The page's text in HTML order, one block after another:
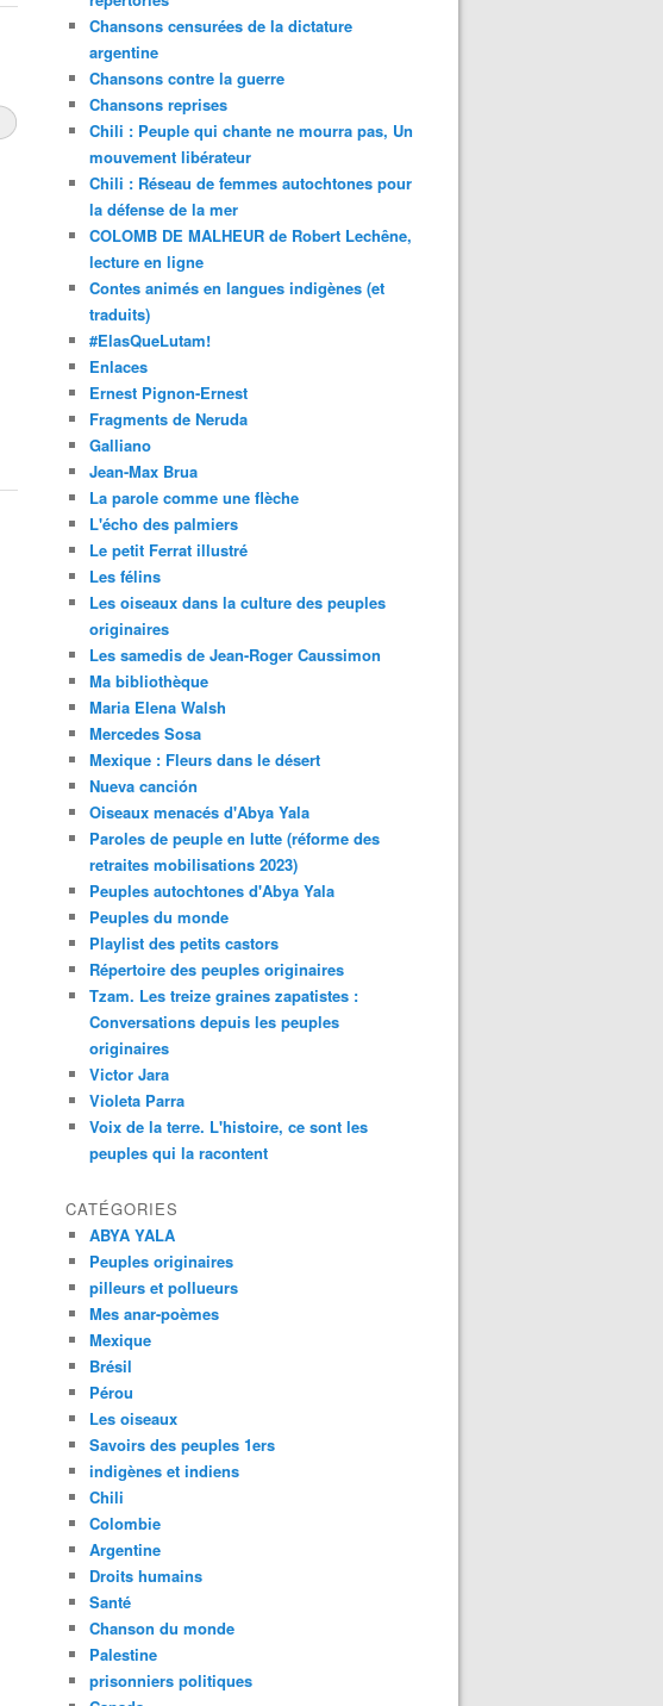
Chansons censurées de la dictature
argentine
Chansons contre la guerre
Chansons reprises
Chili : Peuple qui chante ne mourra pas, Un
mouvement libérateur
Chili : Réseau de femmes autochtones pour
la défense de la mer
COLOMB DE MALHEUR de Robert Lechêne,
lecture en ligne
Contes animés en langues indigènes (et
traduits)
#ElasQueLutam!
Enlaces
Ernest Pignon-Ernest
Fragments de Neruda
Galliano
Jean-Max Brua
La parole comme une flèche
L'écho des palmiers
Le petit Ferrat illustré
Les félins
Les oiseaux dans la culture des peuples
originaires
Les samedis de Jean-Roger Caussimon
Ma bibliothèque
Maria Elena Walsh
Mercedes Sosa
Mexique : Fleurs dans le désert
Nueva canción
Oiseaux menacés d'Abya Yala
Paroles de peuple en lutte (réforme des
retraites mobilisations 2023)
Peuples autochtones d'Abya Yala
Peuples du monde
Playlist des petits castors
Répertoire des peuples originaires
Tzam. Les treize graines zapatistes :
Conversations depuis les peuples
originaires
Victor Jara
Violeta Parra
Voix de la terre. L'histoire, ce sont les
peuples qui la racontent
CATÉGORIES
ABYA YALA
Peuples originaires
pilleurs et pollueurs
Mes anar-poèmes
Mexique
Brésil
Pérou
Les oiseaux
Savoirs des peuples 1ers
indigènes et indiens
Chili
Colombie
Argentine
Droits humains
Santé
Chanson du monde
Palestine
prisonniers politiques